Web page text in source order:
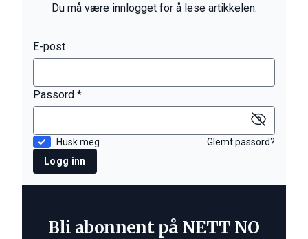
Du må være innlogget for å lese artikkelen.
E-post
Passord *
Husk meg
Glemt passord?
Logg inn
Bli abonnent på NETT NO